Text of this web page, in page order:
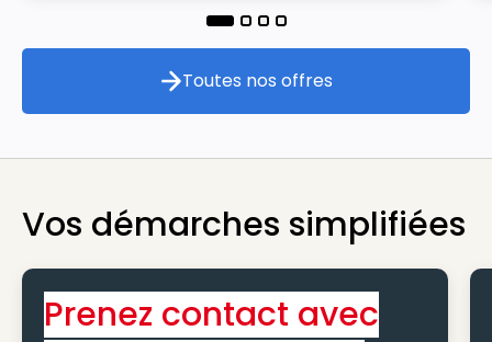
Toutes nos offres
Toutes nos offres
Vos démarches simplifiées
Prenez contact avec